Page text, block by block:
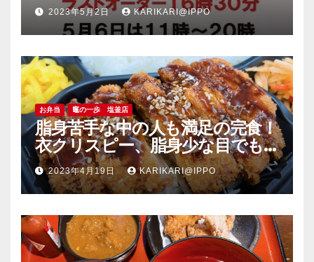
2023年5月2日 KARIKARI@IPPO
お弁当 竈の一歩 塩釜店
脂身苦手な中の人も満足の完食！
衣クリスピー、脂身少な目でも
旨い豚肉のソーストンカツ弁当
＠竈の一歩塩釜店
2023年4月19日 KARIKARI@IPPO